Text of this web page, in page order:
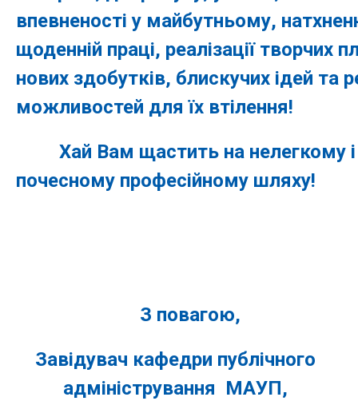
впевненості у майбутньому,
щоденній праці, реалізації творчих
нових здобутків, блискучих ідей та
можливостей для їх втілення!
Хай Вам щастить на нелегкому і
почесному професійному шляху!
З повагою,
Завідувач кафедри публічного
адміністрування МАУП,